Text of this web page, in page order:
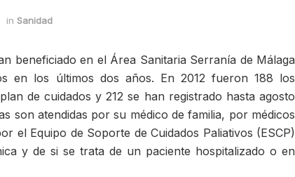
in Sanidad
beneficiado en el Área Sanitaria Serranía de Málaga
en los últimos dos años. En 2012 fueron 188 los
de cuidados y 212 se han registrado hasta agosto
son atendidas por su médico de familia, por médicos
el Equipo de Soporte de Cuidados Paliativos (ESCP)
y de si se trata de un paciente hospitalizado o en